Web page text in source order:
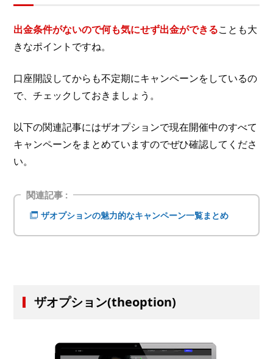
出金条件がないので何も気にせず出金ができることも大
きなポイントですね。
口座開設してからも不定期にキャンペーンをしているの
で、チェックしておきましょう。
以下の関連記事にはザオプションで現在開催中のすべて
キャンペーンをまとめていますのでぜひ確認してくださ
い。
関連記事 :
ザオプションの魅力的なキャンペーン一覧まとめ
ザオプション(theoption)